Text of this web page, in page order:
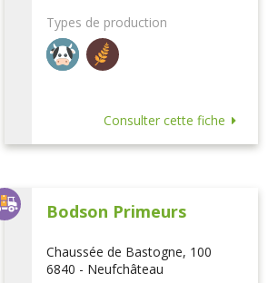
Types de production
Consulter cette fiche
Bodson Primeurs
Chaussée de Bastogne, 100
6840 - Neufchâteau